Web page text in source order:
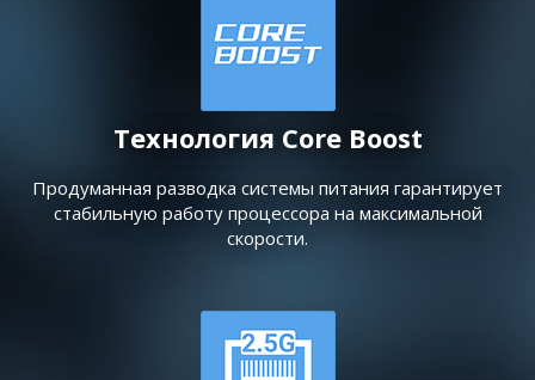
Технология Core Boost
Продуманная разводка системы питания гарантирует
стабильную работу процессора на максимальной
скорости.